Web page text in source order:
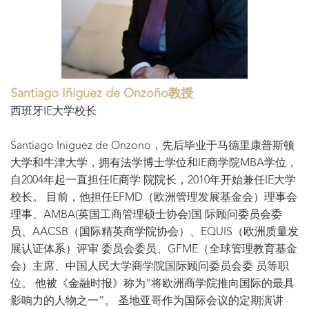
Santiago Iñiguez de Onzoño教授
西班牙IE大学校长
Santiago Iniguez de Onzono，先后毕业于马德里康普斯顿
大学和牛津大学，拥有法学博士学位和IE商学院MBA学位，
自2004年起一直担任IE商学 院院长，2010年开始兼任IE大学
校长。 目前，他担任EFMD（欧洲管理发展基金会）理事会
理事、AMBA(英国工商管理硕士协会)国 际顾问委员会委
员、AACSB（国际精英商学院协会）、EQUIS（欧洲质量发
展认证体系）评审 委员会委员、GFME（全球管理教育基金
会）主席、中国人民大学商学院国际顾问委员会委 员等职
位。 他被《金融时报》称为“将欧洲商学院推向国际的最具
影响力的人物之一”。 圣地亚哥作为国际会议的定期演讲